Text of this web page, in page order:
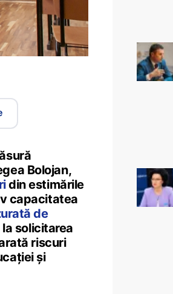
Bolojan,
din estimările
capacitatea
de
la solicitarea
riscuri
și